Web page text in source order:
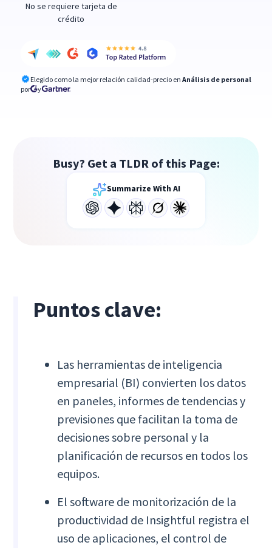
No se requiere tarjeta de
crédito
Elegido como la mejor relación calidad-precio en Análisis de personal
por
y
Busy? Get a TLDR of this Page:
Summarize With AI
Puntos clave:
Las herramientas de inteligencia
empresarial (BI) convierten los datos
en paneles, informes de tendencias y
previsiones que facilitan la toma de
decisiones sobre personal y la
planificación de recursos en todos los
equipos.
El software de monitorización de la
productividad de Insightful registra el
uso de aplicaciones, el control de